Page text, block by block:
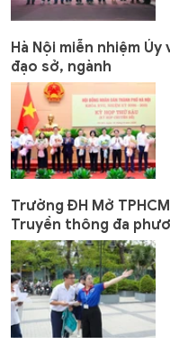
Hà Nội miễn nhiệm Ủy
đạo sở, ngành
Trường ĐH Mở
Truyền thông đa